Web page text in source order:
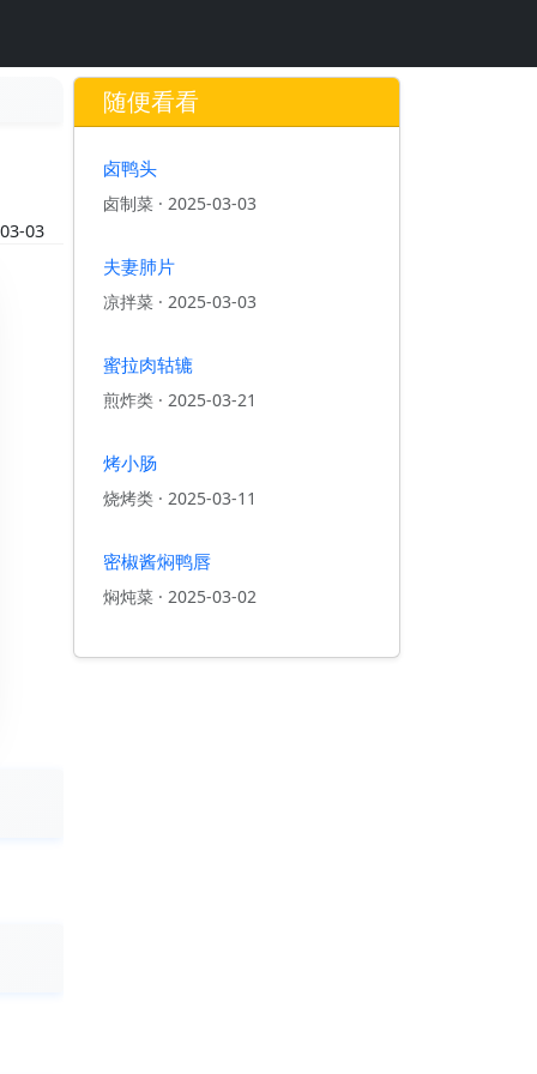
03
随便看看
卤鸭头
卤制菜 · 2025-03-03
夫妻肺片
凉拌菜 · 2025-03-03
蜜拉肉轱辘
煎炸类 · 2025-03-21
烤小肠
烧烤类 · 2025-03-11
密椒酱焖鸭唇
焖炖菜 · 2025-03-02